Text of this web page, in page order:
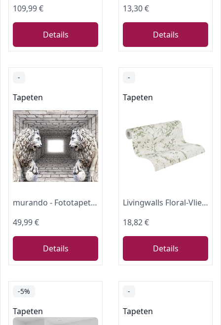
109,99 €
Details
13,30 €
Details
-
Tapeten
murando - Fototapete Premium-Vlies Mauer Löwe Tunnel, 250x175 cm, 3D-Effekt
49,99 €
Details
-
Tapeten
Livingwalls Floral-Vliestapete – Creme, Grün, Beige – 10,05 x 0,53 m
18,82 €
Details
-5%
Tapeten
-
Tapeten